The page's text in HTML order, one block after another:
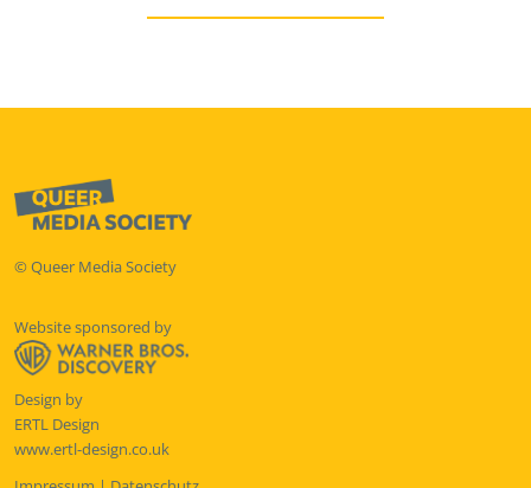
© Queer Media Society
Website sponsored by
Design by
ERTL Design
www.ertl-design.co.uk